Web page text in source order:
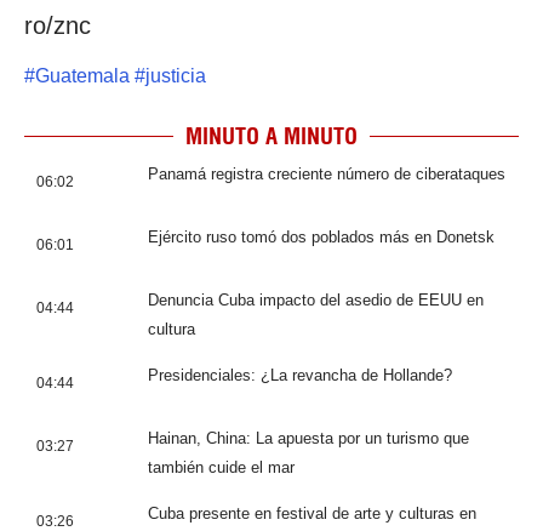
ro/znc
#Guatemala #justicia
MINUTO A MINUTO
06:02 Panamá registra creciente número de ciberataques
06:01 Ejército ruso tomó dos poblados más en Donetsk
04:44
Denuncia Cuba impacto del asedio de EEUU en
cultura
04:44 Presidenciales: ¿La revancha de Hollande?
03:27
Hainan, China: La apuesta por un turismo que
también cuide el mar
03:26
Cuba presente en festival de arte y culturas en